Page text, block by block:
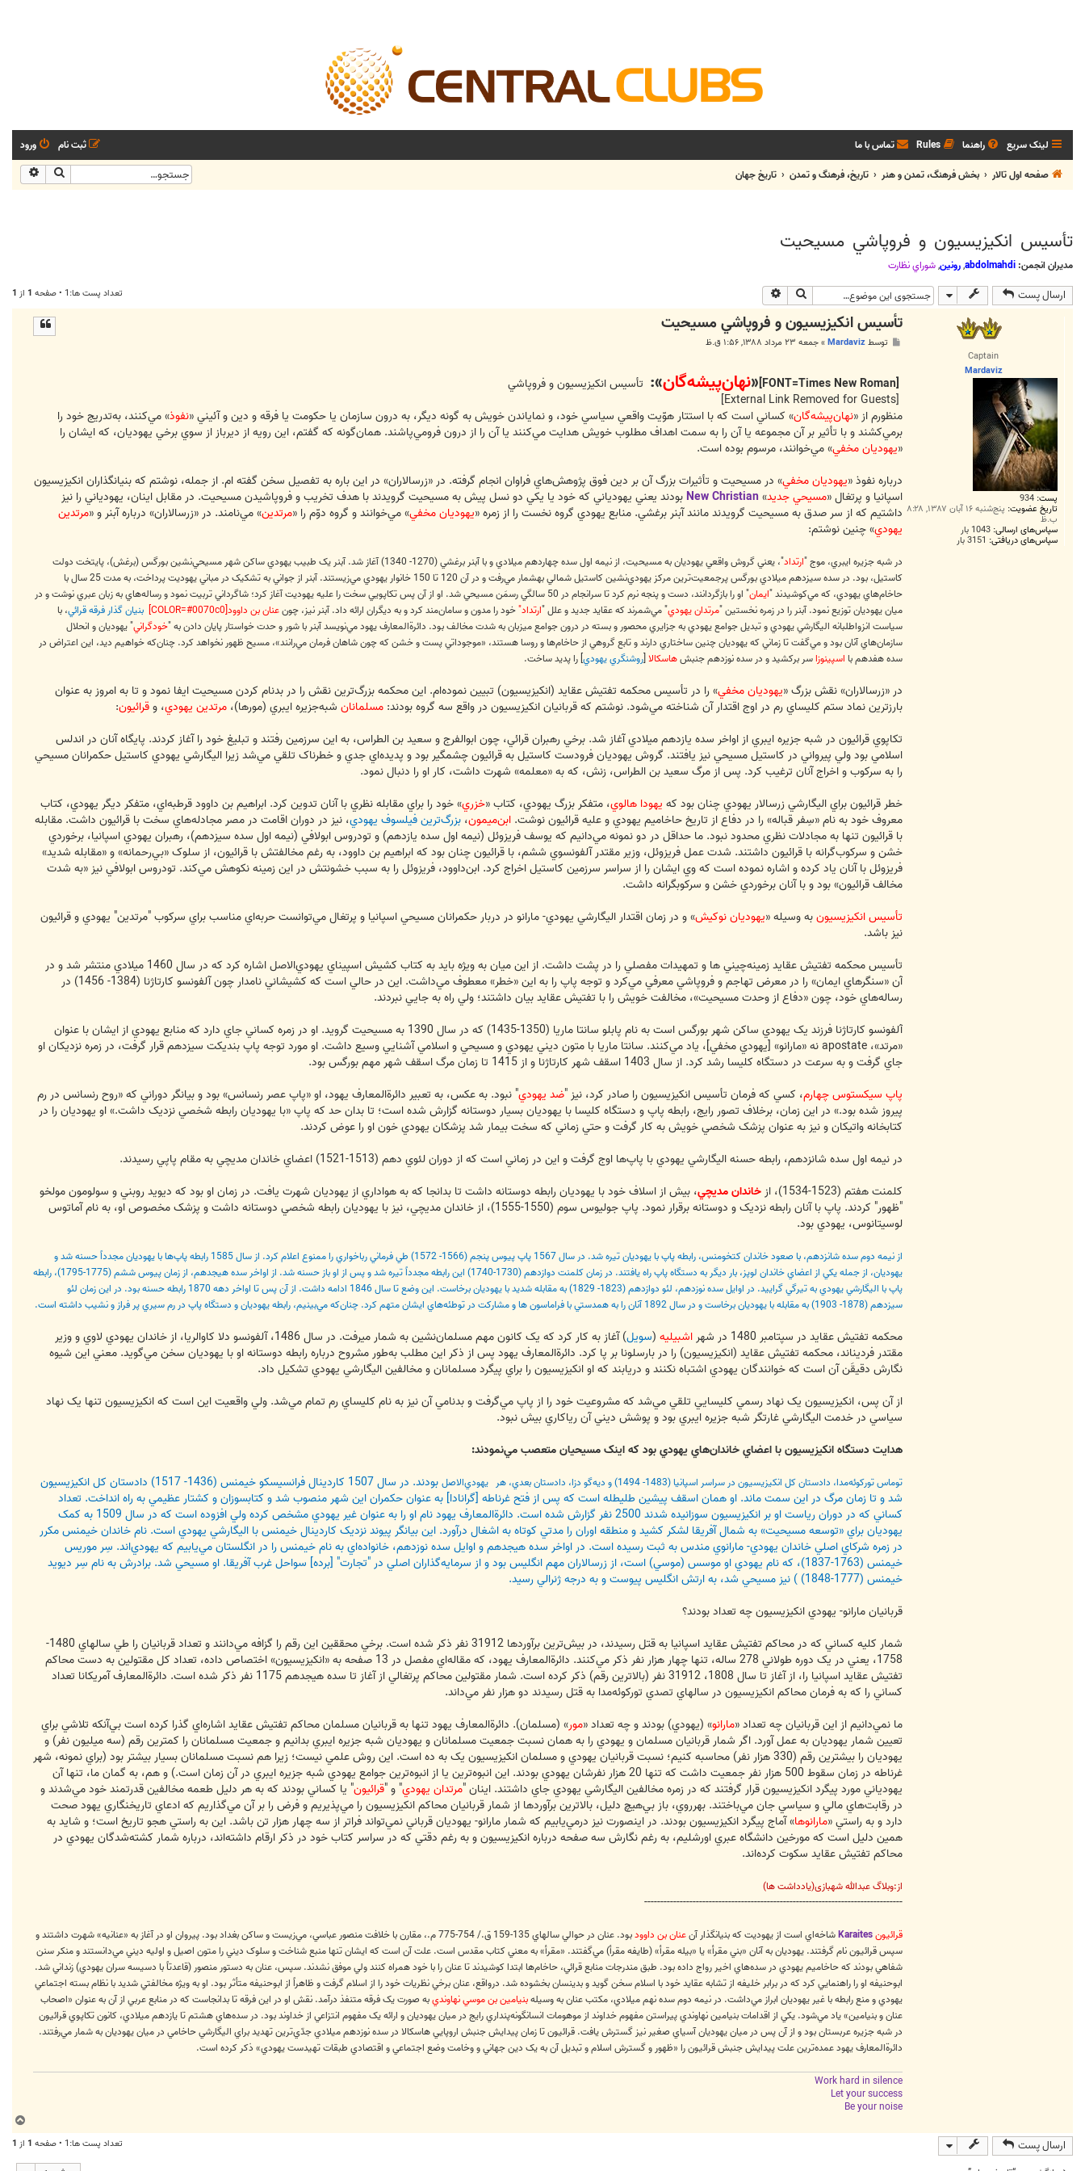
لینک سریع راهنما Rules تماس با ما ورود
ثبت نام
صفحه اول تالار
بخش فرهنگ، تمدن و هنر تاريخ، فرهنگ و تمدن تاريخ جهان جستجو
تأسيس انکيزيسيون و فروپاشي مسيحيت
مدیران انجمن: abdolmahdi
,رونین,شوراي نظارت
ارسال پست جستجو تعداد پست ها:1 • صفحه 1 از 1
Captain
Mardaviz
پست: 934
تاریخ عضویت: پنج‌شنبه ۱۶ آبان ۱۳۸۷, ۸:۲۸
ب.ظ
سپاس‌های ارسالی: 1043 بار
سپاس‌های دریافتی: 3151 بار
تأسيس انکيزيسيون و فروپاشي مسيحيت
توسطMardaviz
»جمعه ۲۳ مرداد ۱۳۸۸, ۱:۵۶ ق.ظ
[FONT=Times New Roman]
«نهان‌پيشه‌گان»: تأسيس انکيزيسيون و فروپاشي
[External Link Removed for Guests]
منظورم از «نهان‌پيشه‌گان» کساني است که با استتار هوّيت واقعي سياسي خود، و نماياندن خويش به گونه ديگر، به درون سازمان يا حکومت يا فرقه و دين و آئيني «نفوذ» مي‌کنند، به‌تدريج خود را
برمي‌کشند و با تأثير بر آن مجموعه يا آن را به سمت اهداف مطلوب خويش هدايت مي‌کنند يا آن را از درون فرومي‌پاشند. همان‌گونه که گفتم، اين رويه از ديرباز از سوي برخي يهوديان، که ايشان را
«يهوديان مخفي» مي‌خوانند، مرسوم بوده است.
درباره نفوذ «يهوديان مخفي
» در مسيحيت و تأثيرات بزرگ آن بر دين فوق پژوهش‌هاي فراوان انجام گرفته. در «زرسالاران» در اين باره به تفصيل سخن گفته‎ ام. از جمله، نوشتم که بنيانگذاران انکيزيسيون
اسپانيا و پرتغال «مسيحي جديد»
New Christian بودند يعني يهودياني که خود يا يکي دو نسل پيش به مسيحيت گرويدند با هدف تخريب و فروپاشيدن مسيحيت. در مقابل اينان، يهودياني را نيز
داشتيم که از سر صدق به مسيحيت گرويدند مانند آبنر برغشي. منابع يهودي گروه نخست را از زمره «يهوديان مخفي» مي‌خوانند و گروه دوّم را «مرتدين» مي‌نامند. در «زرسالاران» درباره آبنر و «مرتدين
يهودي» چنين نوشتم:
در شبه جزيره ايبري، موج "ارتداد
"، يعني گروش واقعي يهوديان به مسيحيت، از نيمه اول سده چهاردهم ميلادي و با آبنر برغشي (1270- 1340) آغاز شد. آبنر يک طبيب يهودي ساکن شهر مسيحي‌نشين بورگس (برغش)، پايتخت دولت
کاستيل، بود. در سده سيزدهم ميلادي بورگس پرجمعيت‌ترين مرکز يهودي‌نشين کاستيل شمالي به‏شمار مي‌رفت و در آن 120 تا 150 خانوار يهودي مي‌زيستند. آبنر از جواني به تشکيک در مباني يهوديت پرداخت، به مدت 25 سال با
حاخام‌هاي يهودي، که مي‌کوشيدند "ايمان
" او را بازگردانند، دست و پنجه نرم کرد تا سرانجام در 50 سالگي رسمَن مسيحي شد. او از آن پس تکاپويي سخت را عليه يهوديت آغاز کرد؛ شاگرداني تربيت نمود و رساله‌هاي به زبان عبري نوشت و در
ميان يهوديان توزيع نمود. آبنر را در زمره نخستين "مرتدان يهودي" مي‌شمرند که عقايد جديد و علل "ارتداد"خود را مدون و سامان‌مند کرد و به ديگران ارائه داد. آبنر نيز، چونعنان بن داوود[COLOR=#0070c0] بنيان گذار فرقه قرائي، با
سياست انزواطلبانه اليگارشي يهودي و تبديل جوامع يهودي به جزايري محصور و بسته در درون جوامع ميزبان به شدت مخالف بود. دائرةالمعارف يهود مي‌نويسد آبنر با شور و حدت خواستار پايان دادن به "خودگراني" يهوديان و انحلال
سازمان‌هاي آنان بود و مي‌گفت تا زماني که يهوديان چنين ساختاري دارند و تابع گروهي‌ از حاخام‌ها و روسا هستند، «موجوداتي پست و خشن که چون شاهان فرمان مي‌رانند»، مسيح ظهور نخواهد کرد. چنان‌که خواهيم ديد، اين اعتراض در
سده هفدهم با اسپينوزاسر برکشيد و در سده نوزدهم جنبشهاسکالا[روشنگري يهودي] را پديد ساخت.
در «زرسالاران» نقش بزرگ «يهوديان مخفي» را در تأسيس محکمه تفتيش عقايد (انکيزيسيون) تبيين نموده‌ام. اين محکمه بزرگ‌ترين نقش را در بدنام کردن مسيحيت ايفا نمود و تا به امروز به عنوان
بارزترين نماد ستم کليساي رم در اوج اقتدار آن شناخته مي‌شود. نوشتم که قربانيان انکيزيسيون در واقع سه گروه بودند: مسلمانان شبه‌جزيره ايبري (مورها)، مرتدين يهودي، وقرائيون:
تکاپوي قرائيون در شبه جزيره ايبري از اواخر سده يازدهم ميلادي آغاز شد. برخي رهبران قرائي، چون ابوالفرج و سعيد بن الطراس، به اين سرزمين رفتند و تبليغ خود را آغاز کردند. پايگاه آنان در اندلس
اسلامي بود ولي پيرواني در کاستيل مسيحي نيز يافتند. گروش يهوديان فرودست کاستيل به قرائيون چشمگير بود و پديده‌اي جدي و خطرناک تلقي مي‌شد زيرا اليگارشي يهودي کاستيل حکمرانان مسيحي
را به سرکوب و اخراج آنان ترغيب کرد. پس از مرگ سعيد بن الطراس، زنش، که به «معلمه» شهرت داشت، کار او را دنبال نمود.
خطر قرائيون براي اليگارشي زرسالار يهودي چنان بود که يهودا هالوي، متفکر بزرگ يهودي، کتاب «خزري» خود را براي مقابله نظري با آنان تدوين کرد. ابراهيم بن داوود قرطبه‌اي، متفکر ديگر يهودي، کتاب
معروف خود به ‏نام «سِفر قباله» را در دفاع از تاريخ حاخاميم يهودي و عليه قرائيون نوشت. ابن‌ميمون، بزرگ‌ترين فيلسوف يهودي، نيز در دوران اقامت در مصر مجادله‌هاي سخت با قرائيون داشت. مقابله
با قرائيون تنها به مجادلات نظري محدود نبود. ما حداقل در دو نمونه مي‌دانيم که يوسف فريزوئل (نيمه اول سده يازدهم) و تودروس ابولافي (نيمه اول سده سيزدهم)، رهبران يهودي اسپانيا، برخوردي
خشن و سرکوب‌گرانه با قرائيون داشتند. شدت عمل فريزوئل، وزير مقتدر آلفونسوي ششم، با قرائيون چنان بود که ابراهيم بن داوود، به ‏رغم مخالفتش با قرائيون، از سلوک «بي‌رحمانه» و «مقابله شديد»
فريزوئل با آنان ياد کرده و اشاره نموده است که وي ايشان را از سراسر سرزمين کاستيل اخراج کرد. ابن‌داوود، فريزوئل را به سبب خشونتش در اين زمينه نکوهش مي‌کند. تودروس ابولافي نيز «به شدت
مخالف قرائيون» بود و با آنان برخوردي خشن و سرکوبگرانه داشت.
تأسيس انکيزيسيونبه‏ وسيله «يهوديان نوکيش» و در زمان اقتدار اليگارشي يهودي- مارانو در دربار حکمرانان مسيحي اسپانيا و پرتغال مي‌توانست حربه‌اي مناسب براي سرکوب "مرتدين" يهودي و قرائيون
نيز باشد.
تأسيس محکمه تفتيش عقايد زمينه‌چيني‏ ها و تمهيدات مفصلي را در پشت داشت. از اين ميان به‏ ويژه بايد به کتاب کشيش اسپيناي يهودي‌الاصل اشاره کرد که در سال 1460 ميلادي منتشر شد و در
آن «سنگرهاي ايمان» را در معرض تهاجم و فروپاشي معرفي مي‌کرد و توجه پاپ را به اين «خطر» معطوف مي‌داشت. اين در حالي است که کشيشاني نامدار چون آلفونسو کارتاژنا (1384- 1456) در
رساله‌هاي خود، چون «دفاع از وحدت مسيحيت»، مخالفت خويش را با تفتيش عقايد بيان داشتند؛ ولي راه به جايي نبردند.
آلفونسو کارتاژنا فرزند يک يهودي ساکن شهر بورگس است به ‏نام پابلو سانتا ماريا (1350-1435) که در سال 1390 به مسيحيت گرويد. او در زمره کساني جاي دارد که منابع يهودي از ايشان با عنوان
«مرتد»، apostate نه «مارانو» [يهودي مخفي]، ياد مي‌کنند. سانتا ماريا با متون ديني يهودي و مسيحي و اسلامي آشنايي وسيع داشت. او مورد توجه پاپ بنديکت سيزدهم قرار گرفت، در زمره نزديکان او
جاي گرفت و به سرعت در دستگاه کليسا رشد کرد. از سال 1403 اسقف شهر کارتاژنا و از 1415 تا زمان مرگ اسقف شهر مهم بورگس بود.
پاپ سيکستوس چهارم، کسي که فرمان تأسيس انکيزيسيون را صادر کرد، نيز "ضد يهودي" نبود. به عکس، به تعبير دائرةالمعارف يهود، او «پاپ عصر رنسانس» بود و بيانگر دوراني که «روح رنسانس در رم
پيروز شده بود.» در اين زمان، برخلاف تصور رايج، رابطه پاپ و دستگاه کليسا با يهوديان بسيار دوستانه گزارش شده است؛ تا بدان حد که پاپ «با يهوديان رابطه شخصي نزديک داشت.» او يهوديان را در
کتابخانه واتيکان و نيز به عنوان پزشک شخصي خويش به کار گرفت و حتي زماني که سخت بيمار شد پزشکان يهودي خون او را عوض کردند.
در نيمه اول سده شانزدهم، رابطه حسنه اليگارشي يهودي با پاپ‌ها اوج گرفت و اين در زماني است که از دوران لئوي دهم (1513-1521) اعضاي خاندان مديچي به مقام پاپي رسيدند.
کلمنت هفتم (1523-1534)، از
خاندان مديچي، بيش از اسلاف خود با يهوديان رابطه دوستانه داشت تا بدانجا که به هواداري از يهوديان شهرت يافت. در زمان او بود که ديويد روبني و سولومون مولخو
"ظهور" کردند. پاپ با آنان رابطه نزديک و دوستانه برقرار نمود. پاپ جوليوس سوم (1550-1555)، از خاندان مديچي، نيز با يهوديان رابطه شخصي دوستانه داشت و پزشک مخصوص او، به ‏نام آماتوس
لوسيتانوس، يهودي بود.
از نيمه دوم سده شانزدهم، با صعود خاندان کتخومنس، رابطه پاپ با يهوديان تيره شد. در سال 1567 پاپ پيوس پنجم (1566- 1572) طي فرماني رباخواري را ممنوع اعلام کرد. از سال 1585 رابطه پاپ‌ها با يهوديان مجدداً حسنه شد و
يهوديان، از جمله يکي از اعضاي خاندان لوپز، بار ديگر به دستگاه پاپ راه يافتند. در زمان کلمنت دوازدهم (1730-1740) اين رابطه مجدداً تيره شد و پس از او باز حسنه شد. از اواخر سده هيجدهم، از زمان پيوس ششم (1775-1795)، رابطه
پاپ با اليگارشي يهودي به تيرگي گراييد. در اوايل سده نوزدهم، لئو دوازدهم (1823- 1829) به مقابله شديد با يهوديان برخاست. اين وضع تا سال 1846 ادامه داشت. از آن پس تا اواخر دهه 1870 رابطه حسنه بود. در اين زمان لئو
سيزدهم (1878- 1903) به مقابله با يهوديان برخاست و در سال 1892 آنان را به همدستي با فراماسون ها و مشارکت در توطئه‌هاي ايشان متهم کرد. چنان‌که مي‌بينيم، رابطه يهوديان و دستگاه پاپ در رم سيري پر فراز و نشيب داشته است.
محکمه تفتيش عقايد در سپتامبر 1480 در شهر اشبيليه (سويل
) آغاز به کار کرد که يک کانون مهم مسلمان‌نشين به ‏شمار مي‏رفت. در سال 1486، آلفونسو دلا کاوالريا، از خاندان يهودي لاوي و وزير
مقتدر فرديناند، محکمه تفتيش عقايد (انکيزيسيون) را در بارسلونا بر پا کرد. دائرةالمعارف يهود پس از ذکر اين مطلب به‌طور مشروح درباره رابطه دوستانه او با يهوديان سخن مي‌گويد. معني اين شيوه
نگارش دقيقَن آن است که خوانندگان يهودي اشتباه نکنند و دريابند که او انکيزيسيون را براي پيگرد مسلمانان و مخالفين اليگارشي يهودي تشکيل داد.
از آن پس، انکيزيسيون يک نهاد رسمي کليسايي تلقي مي‌شد که مشروعيت خود را از پاپ مي‌گرفت و بدنامي آن نيز به‏ نام کليساي رم تمام مي‌شد. ولي واقعيت اين است که انکيزيسيون تنها يک نهاد
سياسي در خدمت اليگارشي غارتگر شبه جزيره ايبري بود و پوشش ديني آن رياکاري‌ بيش نبود.
هدايت دستگاه انکيزيسيون با اعضاي خاندان‌هاي يهودي بود که اينک مسيحيان متعصب مي‌نمودند:
توماس تورکوئه‌مدا، دادستان کل انکيزيسيون در سراسر اسپانيا (1483- 1494) و ديه‌گو دزا، دادستان بعدي، هر يهودي‌الاصل
بودند. در سال 1507 کاردينال فرانسيسکو خيمنس (1436- 1517) دادستان کل انکيزيسيون
شد و تا زمان مرگ در اين سمت ماند. او همان اسقف پيشين طليطله است که پس از فتح غرناطه [گرانادا] به عنوان حکمران اين شهر منصوب شد و کتابسوزان و کشتار عظيمي به راه انداخت. تعداد
کساني که در دوران رياست او بر انکيزيسيون سوزانيده شدند 2500 نفر گزارش شده است. دائرةالمعارف يهود نام او را به عنوان غير يهودي مشخص کرده ولي افزوده است که در سال 1509 به کمک
يهوديان براي «توسعه مسيحيت» به شمال آفريقا لشکر کشيد و منطقه اوران را مدتي کوتاه به اشغال درآورد. اين بيانگر پيوند نزديک کاردينال خيمنس با اليگارشي يهودي است. نام خاندان خيمنس مکرر
در زمره شرکاي اصلي خاندان يهودي- مارانوي مندس به ثبت رسيده است. در اواخر سده هيجدهم و اوايل سده نوزدهم، خانواده‌اي به‏ نام خيمنس را در انگلستان مي‌يابيم که يهودي‌اند. سِر موريس
خيمنس (1763-1837)، که نام يهودي او موسس (موسي) است، از زرسالاران مهم انگليس بود و از سرمايه‌گذاران اصلي در "تجارت" [برده] سواحل غرب آفريقا. او مسيحي شد. برادرش به‏ نام سِر ديويد
خيمنس (1777-1848) ) نيز مسيحي شد، به ارتش انگليس پيوست و به درجه ژنرالي رسيد.
قربانيان مارانو- يهودي انکيزيسيون چه تعداد بودند؟
شمار کليه کساني که در محاکم تفتيش عقايد اسپانيا به قتل رسيدند، در بيش‌ترين برآوردها 31912 نفر ذکر شده است. برخي محققين اين رقم را گزافه مي‌دانند و تعداد قربانيان را طي سال‏هاي 1480-
1758، يعني در يک دوره طولاني 278 ساله، تنها چهار هزار نفر ذکر مي‌کنند. دائرةالمعارف يهود، که مقاله‌اي مفصل در 13 صفحه به «انکيزيسيون» اختصاص داده، تعداد کل مقتولين به دست محاکم
تفتيش عقايد اسپانيا را، از آغاز تا سال 1808، 31912 نفر (بالاترين رقم) ذکر کرده است. شمار مقتولين محاکم پرتغالي از آغاز تا سده هيجدهم 1175 نفر ذکر شده است. دائرةالمعارف آمريکانا تعداد
کساني را که به فرمان محاکم انکيزيسيون در سال‏هاي تصدي تورکوئه‌مدا به قتل رسيدند دو هزار نفر مي‌داند.
ما نمي‌دانيم از اين قربانيان چه تعداد «مارانو» (يهودي) بودند و چه تعداد «مور» (مسلمان). دائرةالمعارف يهود تنها به قربانيان مسلمان محاکم تفتيش عقايد اشاره‌اي گذرا کرده است بي‌آنکه تلاشي براي
تعيين شمار يهوديان به عمل آورد. اگر شمار قربانيان مسلمان و يهودي را به همان نسبت جمعيت مسلمانان و يهوديان شبه جزيره ايبري بدانيم و جمعيت مسلمانان را کمترين رقم (سه ميليون نفر) و
يهوديان را بيشترين رقم (330 هزار نفر) محاسبه کنيم؛ نسبت قربانيان يهودي و مسلمان انکيزيسيون يک به ده است. اين روش علمي نيست؛ زيرا هم نسبت مسلمانان بسيار بيشتر بود (براي نمونه، شهر
غرناطه در زمان سقوط 500 هزار نفر جمعيت داشت که تنها 20 هزار نفرشان يهودي بودند. اين انبوه‌ترين يا از انبوه‌ترين جوامع يهودي شبه جزيره ايبري در آن زمان است.) و هم، به گمان ما، تنها آن
يهودياني مورد پيگرد انکيزيسيون قرار گرفتند که در زمره مخالفين اليگارشي يهودي جاي داشتند. اينان "مرتدان يهودي" و "قرائيون" يا کساني بودند که به هر دليل طعمه مخالفين قدرتمند خود مي‌شدند و
در رقابت‌هاي مالي و سياسي جان مي‌باختند. بهرروي، باز بي‌هيچ دليل، بالاترين برآوردها از شمار قربانيان محاکم انکيزيسيون را مي‌پذيريم و فرض را بر آن مي‌گذاريم که ادعاي تاريخنگاري يهود صحت
دارد و به راستي «مارانوها» آماج پيگرد انکيزيسيون بودند. در اين‏صورت نيز درمي‌يابيم که شمار مارانو- يهوديان قرباني نمي‌تواند فراتر از سه چهار هزار تن باشد. اين به راستي هجو تاريخ است؛ و شايد به
همين دليل است که مورخين دانشگاه عبري اورشليم، به‏ رغم نگارش سه صفحه درباره انکيزيسيون و به ‏رغم دقتي که در سراسر کتاب خود در ذکر ارقام داشته‌اند، درباره شمار کشته‌شدگان يهودي در
محاکم تفتيش عقايد سکوت کرده‌اند.
از:وبلاگ عبدالله شهبازی(یادداشت ها)
--------------------------------------------------------------------------------
قرائيونKaraitesشاخه‌اي است از يهوديت که بنيانگذار آنعنان بن داوود
بود. عنان در حوالي سال‏هاي 135-159 ق./ 754-775 م.، مقارن با خلافت منصور عباسي، مي‌زيست و ساکن بغداد بود. پيروان او در آغاز به «عنانيه» شهرت داشتند و
سپس قرائيون نام گرفتند. يهوديان به آنان «بني‌ مقرأ» يا «بيله مقرأ» (طايفه مقرأ) مي‌گفتند. «مقرأ» به معني کتاب مقدس است. علت آن است که ايشان تنها منبع شناخت و سلوک ديني را متون اصيل و اوليه ديني مي‌دانستند و منکر سنن
شفاهي بودند که حاخاميم يهودي در سده‌هاي اخير رواج داده بود. طبق مندرجات منابع قرائي، حاخام‌ها ابتدا کوشيدند تا عنان را با خود همراه کنند ولي موفق نشدند. سپس، عنان به دستور منصور (قاعدتاً با دسيسه سران يهودي) زنداني شد.
ابوحنيفه او را راهنمايي کرد که در برابر خليفه از تشابه عقايد خود با اسلام سخن گويد و بدينسان بخشوده شد. درواقع، عنان برخي نظريات خود را از اسلام گرفت و ظاهراً از ابوحنيفه متأثر بود. او به ‏ويژه مخالفتي شديد با نظام بسته اجتماعي
يهودي و منع رابطه با غير يهوديان ابراز مي‌داشت. در نيمه دوم سده نهم ميلادي، مکتب عنان به ‏وسيلهبنيامين بن موسي نهاونديبه صورت يک فرقه متنفذ درآمد. نقش او در اين فرقه تا بدانجاست که در منابع عربي از آن به عنوان «اصحاب
عنان و بنيامين» ياد مي‌شود. يکي از اقدامات بنيامين نهاوندي پيراستن مفهوم خداوند از موهومات انسانگونه‌پنداري رايج در ميان يهوديان و ارائه يک مفهوم انتزاعي از خداوند بود. در سده‌هاي هشتم تا يازدهم ميلادي، کانون تکاپوي قرائيون
در شبه جزيره عربستان بود و از آن پس در ميان يهوديان آسياي صغير نيز گسترش يافت. قرائيون تا زمان پيدايش جنبش اروپايي هاسکالا در سده نوزدهم ميلادي جدّي‌‌ترين تهديد براي اليگارشي حاخامي در ميان يهوديان به ‏شمار مي‌رفتند.
دائرةالمعارف يهود عمده‌ترين علت پيدايش جنبش قرائيون را «ظهور و گسترش اسلام و تبديل آن به يک دين جهاني و وخامت وضع اجتماعي و اقتصادي طبقات تهيدست يهودي» ذکر کرده است.
Work hard in silence
Let your success
Be your noise
ا
ارسال پست تعداد پست ها:1 • صفحه 1 از 1